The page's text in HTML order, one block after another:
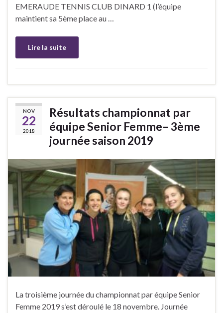
EMERAUDE TENNIS CLUB DINARD 1 (l’équipe
maintient sa 5ème place au …
Lire la suite
NOV
22
2018
Résultats championnat par
équipe Senior Femme– 3ème
journée saison 2019
La troisième journée du championnat par équipe Senior
Femme 2019 s’est déroulé le 18 novembre. Journée